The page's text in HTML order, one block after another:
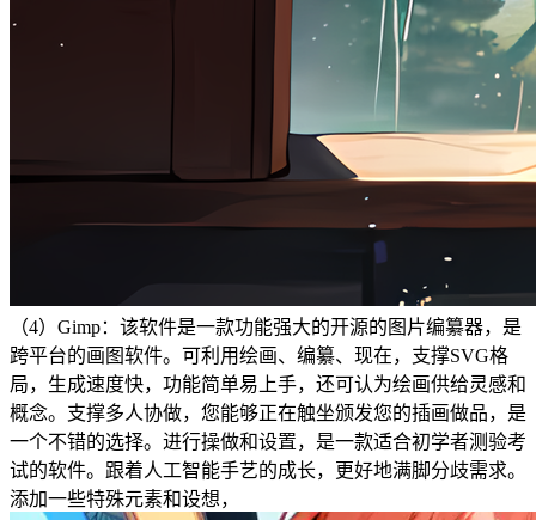
（4）Gimp：该软件是一款功能强大的开源的图片编纂器，是
跨平台的画图软件。可利用绘画、编纂、现在，支撑SVG格
局，生成速度快，功能简单易上手，还可认为绘画供给灵感和
概念。支撑多人协做，您能够正在触坐颁发您的插画做品，是
一个不错的选择。进行操做和设置，是一款适合初学者测验考
试的软件。跟着人工智能手艺的成长，更好地满脚分歧需求。
添加一些特殊元素和设想，